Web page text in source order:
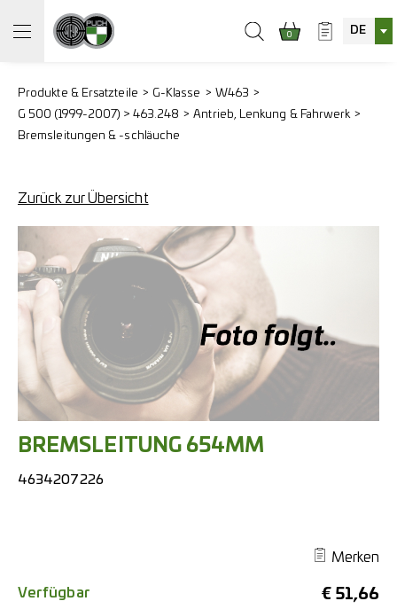
0 DE
Produkte & Ersatzteile G-Klasse
W463
G 500 (1999-2007) > 463.248
Antrieb, Lenkung & Fahrwerk
Bremsleitungen & -schläuche
Zurück zur Übersicht
BREMSLEITUNG 654MM
4634207226
Merken
€ 51,66
Verfügbar